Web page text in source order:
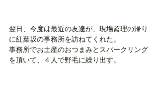
翌日、今度は最近の友達が、現場監理の帰り
に紅葉坂の事務所を訪ねてくれた。
事務所でお土産のおつまみとスパークリング
を頂いて、４人で野毛に繰り出す。